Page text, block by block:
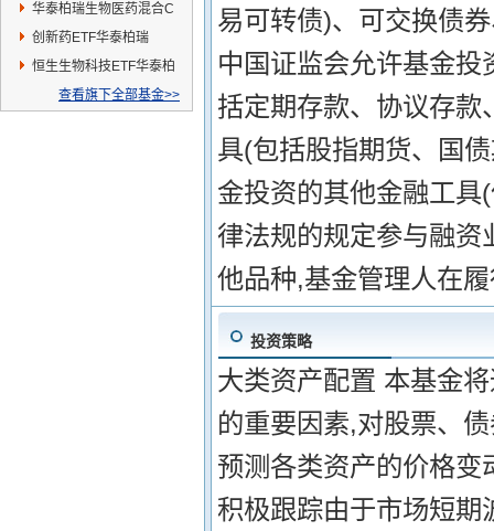
华泰柏瑞生物医药混合C
创新药ETF华泰柏瑞
恒生生物科技ETF华泰柏
查看旗下全部基金>>
易可转债)、可交换债
中国证监会允许基金
括定期存款、协议存
具(包括股指期货、国
金投资的其他金融工
律法规的规定参与融
他品种,基金管理人在
投资策略
大类资产配置 本基金
的重要因素,对股票、
预测各类资产的价格
积极跟踪由于市场短